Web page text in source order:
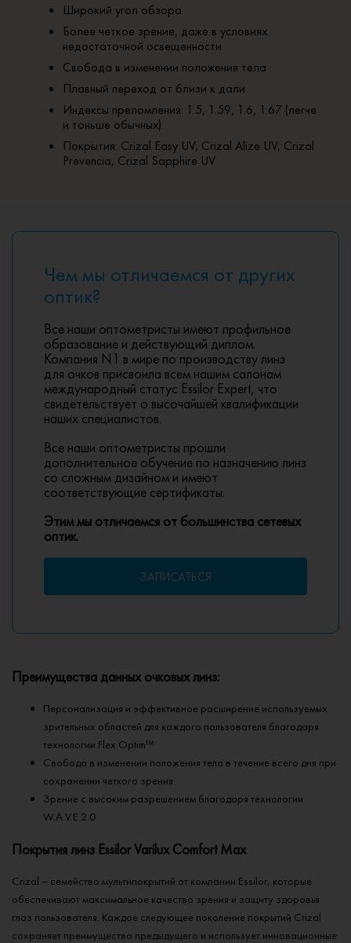
Широкий угол обзора
Более четкое зрение, даже в условиях
недостаточной освещенности​
Свобода в изменении положения тела
Плавный переход от близи к дали
Индексы преломления: 1.5, 1.59, 1.6, 1.67 (легче
и тоньше обычных)
Покрытия: Crizal Easy UV, Crizal Alize UV, Crizal
Prevencia, Crizal Sapphire UV
Чем мы отличаемся от других
оптик?
Все наши оптометристы имеют профильное
образование и действующий диплом.
Компания N1 в мире по производству линз
для очков присвоила всем нашим салонам
международный статус Essilor Expert, что
свидетельствует о высочайшей квалификации
наших специалистов.
Все наши оптометристы прошли
дополнительное обучение по назначению линз
со сложным дизайном и имеют
соответствующие сертификаты.
Этим мы отличаемся от большинства сетевых
оптик.
ЗАПИСАТЬСЯ
Преимущества данных очковых линз:
Персонализация и эффективное расширение используемых
зрительных областей для каждого пользователя благодаря
технологии Flex Optim™
Свобода в изменении положения тела в течение всего дня при
сохранении четкого зрения
Зрение с высоким разрешением благодаря технологии
W.A.V.E 2.0
Покрытия линз Essilor Varilux Comfort Max
Crizal – семейство мультипокрытий от компании Essilor, которые
обеспечивают максимальное качество зрения и защиту здоровья
глаз пользователя. Каждое следующее поколение покрытий Crizal
сохраняет преимущества предыдущего и использует инновационные